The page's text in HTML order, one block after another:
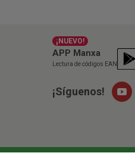
¡NUEVO!
APP Manxa
Lectura de códigos EAN
¡Síguenos!